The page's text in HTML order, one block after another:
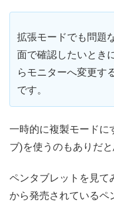
拡張モードでも問題
面で確認したいとき
らモニターへ変更す
です。
一時的に複製モードに
ブ)を使うのもありだと
ペンタブレットを見て
から発売されているペ